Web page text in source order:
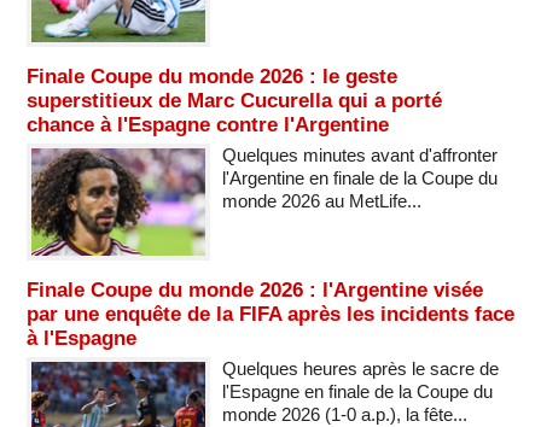
Finale Coupe du monde 2026 : le geste
superstitieux de Marc Cucurella qui a porté
chance à l'Espagne contre l'Argentine
Quelques minutes avant d'affronter
l'Argentine en finale de la Coupe du
monde 2026 au MetLife...
Finale Coupe du monde 2026 : l'Argentine visée
par une enquête de la FIFA après les incidents face
à l'Espagne
Quelques heures après le sacre de
l'Espagne en finale de la Coupe du
monde 2026 (1-0 a.p.), la fête...